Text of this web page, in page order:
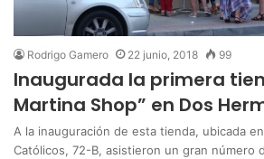
Rodrigo Gamero 22 junio, 2018 99
Inaugurada la primera
Martina Shop” en Dos
A la inauguración de esta tienda, ubicada
Católicos, 72-B, asistieron un gran número